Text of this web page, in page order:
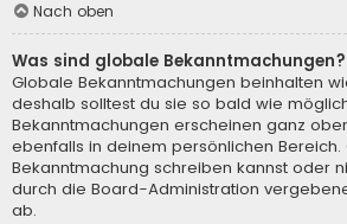
Nach oben
Was sind globale Bekanntmachungen?
Globale Bekanntmachungen beinhalten
deshalb solltest du sie so bald wie
Bekanntmachungen erscheinen ganz
ebenfalls in deinem persönlichen
Bekanntmachung schreiben kannst oder
durch die Board-Administration
ab.